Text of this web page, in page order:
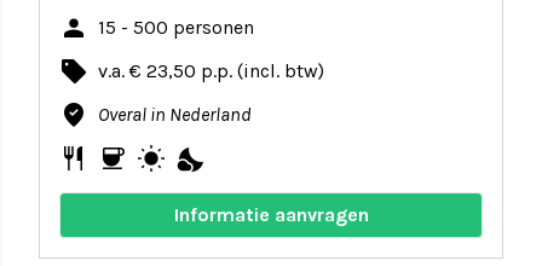
person 15 - 500 personen
local_offer v.a. € 23,50 p.p. (incl. btw)
where_to_vote Overal in Nederland
restaurant coffee wb_sunny nights_stay
Informatie aanvragen